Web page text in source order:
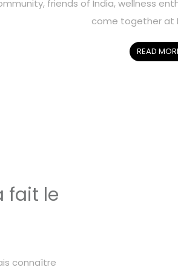
friends of India, wellness
come together at
READ
fait le
connaître